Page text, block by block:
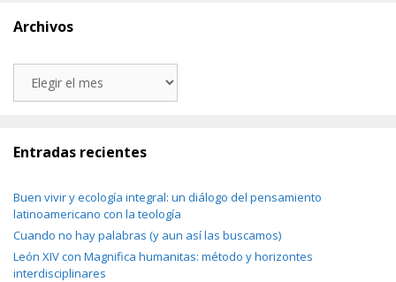
Archivos
Entradas recientes
Buen vivir y ecología integral: un diálogo del pensamiento
latinoamericano con la teología
Cuando no hay palabras (y aun así las buscamos)
León XIV con Magnifica humanitas: método y horizontes
interdisciplinares